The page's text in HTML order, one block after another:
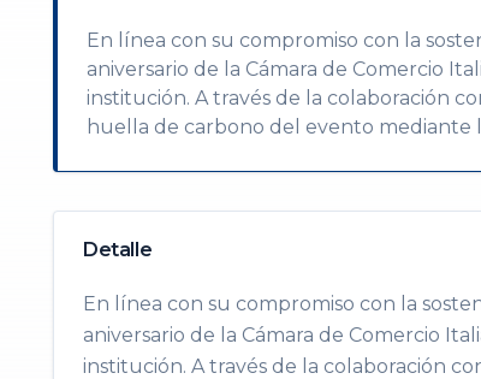
En línea con su compromiso con la
aniversario de la Cámara de Comercio
institución. A través de la colaboración
huella de carbono del evento mediante
Detalle
En línea con su compromiso con la
aniversario de la Cámara de Comercio
institución. A través de la colaboración